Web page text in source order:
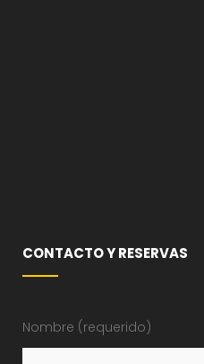
CONTACTO Y RESERVAS
Nombre (requerido)